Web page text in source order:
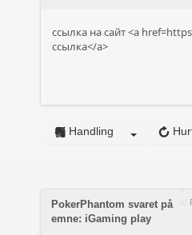
ссылка на сайт <a
ссылка</a>
Handling
PokerPhantom svaret på
emne: iGaming play